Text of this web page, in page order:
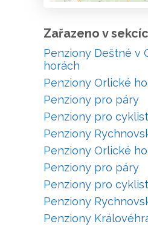
Zařazeno v
Penziony Deštné v
horách
Penziony Orlické
Penziony pro páry
Penziony pro
Penziony
Penziony Orlické
Penziony pro páry
Penziony pro
Penziony
Penziony